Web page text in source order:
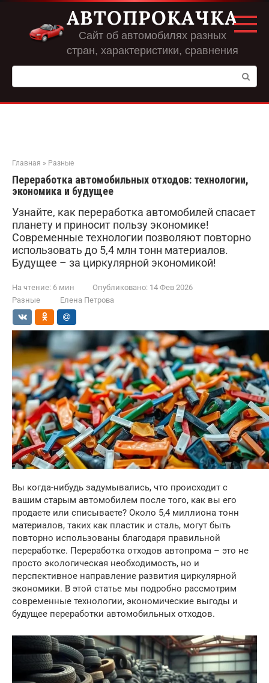
Перейти
контенту
АВТОПРОКАЧКА
Сайт об автомобилях разных
стран, характеристики, сравнения
Поиск:
Главная » Разные
Переработка автомобильных отходов: технологии,
экономика и будущее
Узнайте, как переработка автомобилей спасает
планету и приносит пользу экономике!
Современные технологии позволяют повторно
использовать до 5,4 млн тонн материалов.
Будущее – за циркулярной экономикой!
На чтение: 6 мин Опубликовано: 14 Фев 2026
Разные
Елена Петрова
Вы когда-нибудь задумывались, что происходит с
вашим старым автомобилем после того, как вы его
продаете или списываете? Около 5,4 миллиона тонн
материалов, таких как пластик и сталь, могут быть
повторно использованы благодаря правильной
переработке. Переработка отходов автопрома – это не
просто экологическая необходимость, но и
перспективное направление развития циркулярной
экономики. В этой статье мы подробно рассмотрим
современные технологии, экономические выгоды и
будущее переработки автомобильных отходов.